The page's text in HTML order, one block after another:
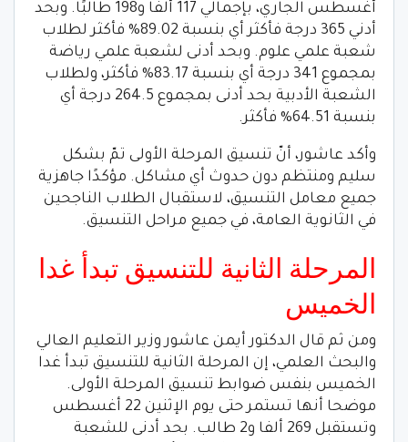
أغسطس الجاري، بإجمالي 117 ألفًا و198 طالبًا. وبحد
أدني 365 درجة فأكثر أي بنسبة 89.02% فأكثر لطلاب
شعبة علمي علوم. وبحد أدنى لشعبة علمي رياضة
بمجموع 341 درجة أي بنسبة 83.17% فأكثر، ولطلاب
الشعبة الأدبية بحد أدنى بمجموع 264.5 درجة أي
بنسبة 64.51% فأكثر.
وأكد عاشور، أنّ تنسيق المرحلة الأولى تمّ بشكل
سليم ومنتظم دون حدوث أي مشاكل. مؤكدًا جاهزية
جميع معامل التنسيق، لاستقبال الطلاب الناجحين
في الثانوية العامة، في جميع مراحل التنسيق.
المرحلة الثانية للتنسيق تبدأ غدا
الخميس
ومن ثم قال الدكتور أيمن عاشور وزير التعليم العالي
والبحث العلمي، إن المرحلة الثانية للتنسيق تبدأ غدا
الخميس بنفس ضوابط تنسيق المرحلة الأولى.
موضحا أنها تستمر حتى يوم الإثنين 22 أغسطس
وتستقبل 269 ألفا و2 طالب. بحد أدنى للشعبة